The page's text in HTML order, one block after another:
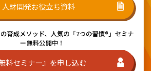
人財開発お役立ち資料
育成メソッド、 人気の「7つの習慣®」セミナ
ー無料公開中！
無料セミナー』を申し込む